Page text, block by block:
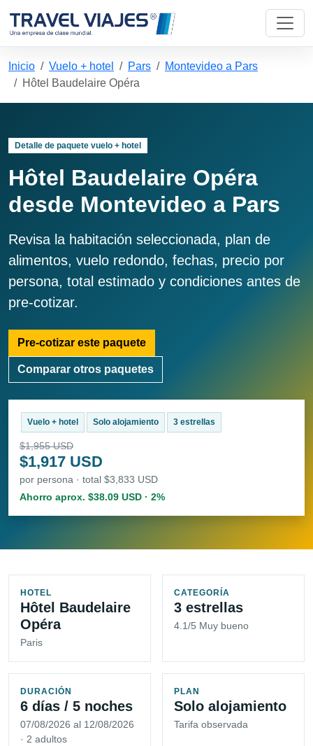
Inicio Vuelo + hotel Pars
Montevideo a Pars
Hôtel Baudelaire Opéra
Detalle de paquete vuelo + hotel
Hôtel Baudelaire Opéra
desde Montevideo a Pars
Revisa la habitación seleccionada, plan de
alimentos, vuelo redondo, fechas, precio por
persona, total estimado y condiciones antes de
pre-cotizar.
Pre-cotizar este paquete
Comparar otros paquetes
Vuelo + hotel Solo alojamiento 3 estrellas
$1,955 USD
$1,917 USD
por persona · total $3,833 USD
Ahorro aprox. $38.09 USD · 2%
HOTEL
Hôtel Baudelaire
Opéra
Paris
CATEGORÍA
3 estrellas
4.1/5 Muy bueno
DURACIÓN
6 días / 5 noches
07/08/2026 al 12/08/2026
· 2 adultos
PLAN
Solo alojamiento
Tarifa observada